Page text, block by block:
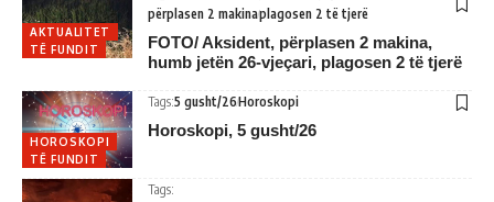
AKTUALITET
TË FUNDIT
përplasen 2 makinaplagosen 2 të tjerë
FOTO/ Aksident, përplasen 2 makina,
humb jetën 26-vjeçari, plagosen 2 të tjerë
HOROSKOPI
TË FUNDIT
Tags:5 gusht/26Horoskopi
Horoskopi, 5 gusht/26
Tags: